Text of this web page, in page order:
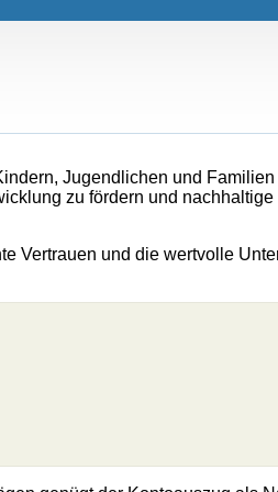
Jugendlichen und
zu fördern und
Vertrauen und die wertvolle